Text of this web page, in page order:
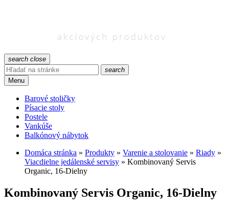
search close
search
Menu
Barové stoličky
Písacie stoly
Postele
Vankúše
Balkónový nábytok
Domáca stránka » Produkty » Varenie a stolovanie » Riady »
Viacdielne jedálenské servisy » Kombinovaný Servis
Organic, 16-Dielny
Kombinovaný Servis Organic, 16-Dielny